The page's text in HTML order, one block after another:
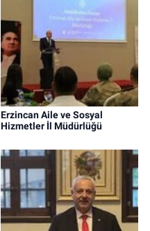
Erzincan Aile ve Sosyal
Hizmetler İl Müdürlüğü